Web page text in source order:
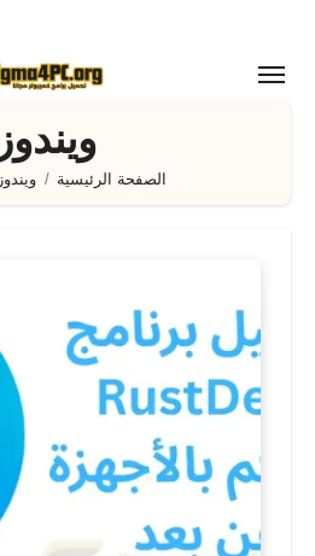
المحتوى
ويندوز
الصفحة الرئيسية ويندوز